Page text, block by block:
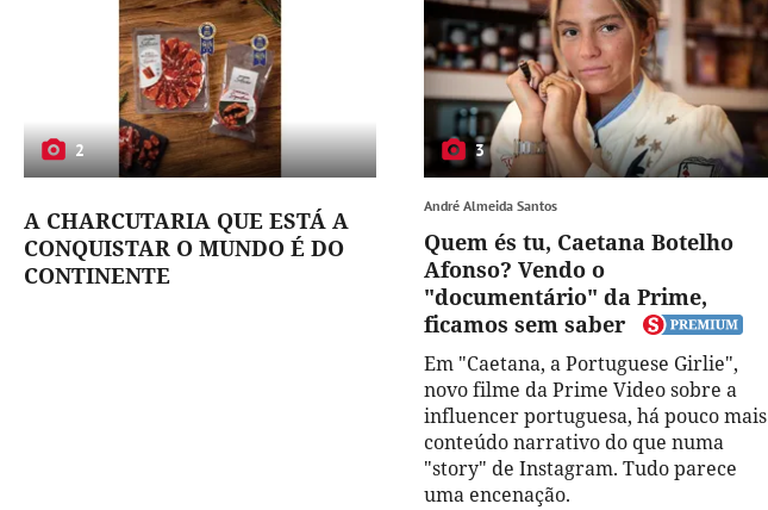
2
A CHARCUTARIA QUE ESTÁ A
CONQUISTAR O MUNDO É DO
CONTINENTE
3
André Almeida Santos
Quem és tu, Caetana Botelho
Afonso? Vendo o
"documentário" da Prime,
ficamos sem saber
Em "Caetana, a Portuguese Girlie",
novo filme da Prime Video sobre a
influencer portuguesa, há pouco mais
conteúdo narrativo do que numa
"story" de Instagram. Tudo parece
uma encenação.